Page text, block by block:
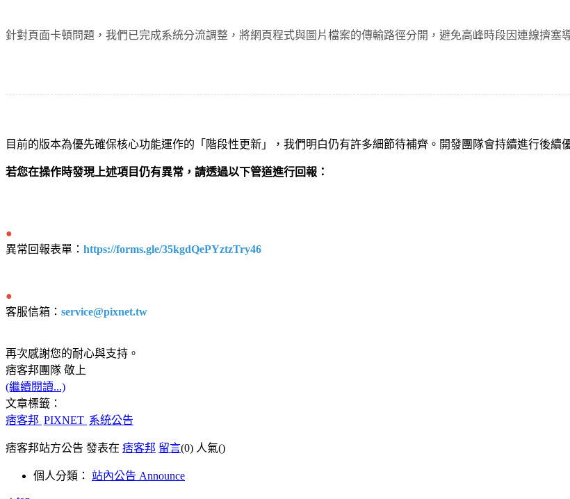
針對頁面卡頓問題，我們已完成系統分流調整，將網頁程式與圖片檔案的傳輸路徑分開，避免高峰時段因連線擠塞
目前的版本為優先確保核心功能運作的「階段性更新」，我們明白仍有許多細節待補齊。開發團隊會持續進行後續
若您在操作時發現上述項目仍有異常，請透過以下管道進行回報：
●
異常回報表單： https://forms.gle/35kgdQePYztzTry46
●
客服信箱： service@pixnet.tw
再次感謝您的耐心與支持。
痞客邦團隊 敬上
(繼續閱讀...)
文章標籤：
痞客邦 PIXNET 系統公告
痞客邦站方公告 發表在 痞客邦 留言(0) 人氣()
個人分類： 站內公告 Announce